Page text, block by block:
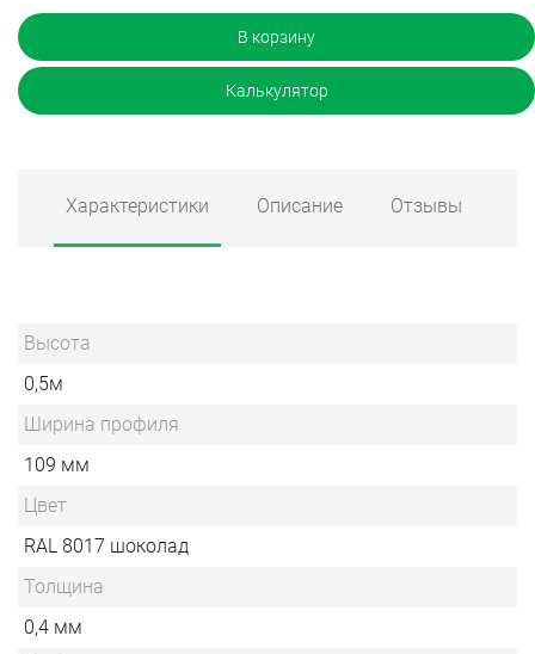
В корзину
Калькулятор
Характеристики Описание Отзывы
Высота
0,5м
Ширина профиля
109 мм
Цвет
RAL 8017 шоколад
Толщина
0,4 мм